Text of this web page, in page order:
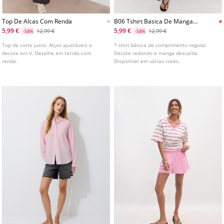
Top De Alcas Com Renda
5,99 €
-54% 12,99 €
Top de corte justo. Alças ajustáveis e
decote em V. Detalhe em tecido com
renda.
B06 Tshirt Basica De Manga
Descaida
5,99 € -54% 12,99 €
T-shirt básica de comprimento regular.
Decote redondo e manga descaída.
Disponível em várias cores.